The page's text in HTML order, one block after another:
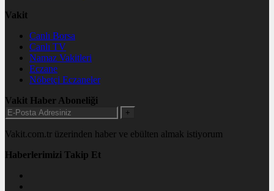
Vakit
Canlı Borsa
Canlı TV
Namaz Vakitleri
Eczane
Nöbetçi Eczaneler
Vakit Haber Aboneliği
+
Vakit.com.tr üzerinden haber ve ebülten almak istiyorum
Haberlerimizi Takip Et